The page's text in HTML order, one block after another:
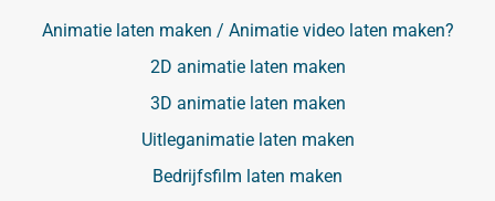
Animatie laten maken / Animatie video laten maken?
2D animatie laten maken
3D animatie laten maken
Uitleganimatie laten maken
Bedrijfsfilm laten maken